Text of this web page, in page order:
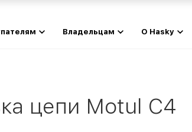
Владельцам О Hasky
цепи Motul C4